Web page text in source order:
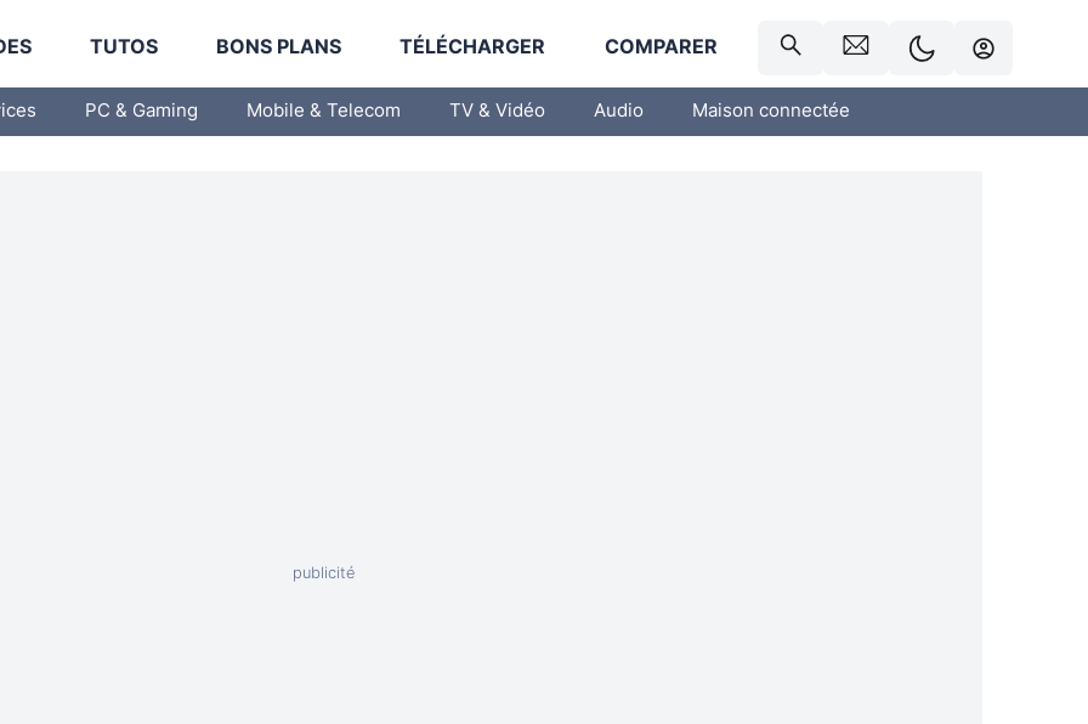
TUTOS BONS PLANS TÉLÉCHARGER COMPARER
PC & Gaming Mobile & Telecom TV & Vidéo Audio Maison connectée